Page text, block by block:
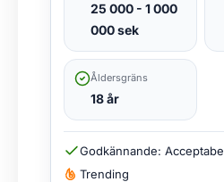
25 000 - 1 000
000 sek
Åldersgräns
18 år
Godkännande:
Trending